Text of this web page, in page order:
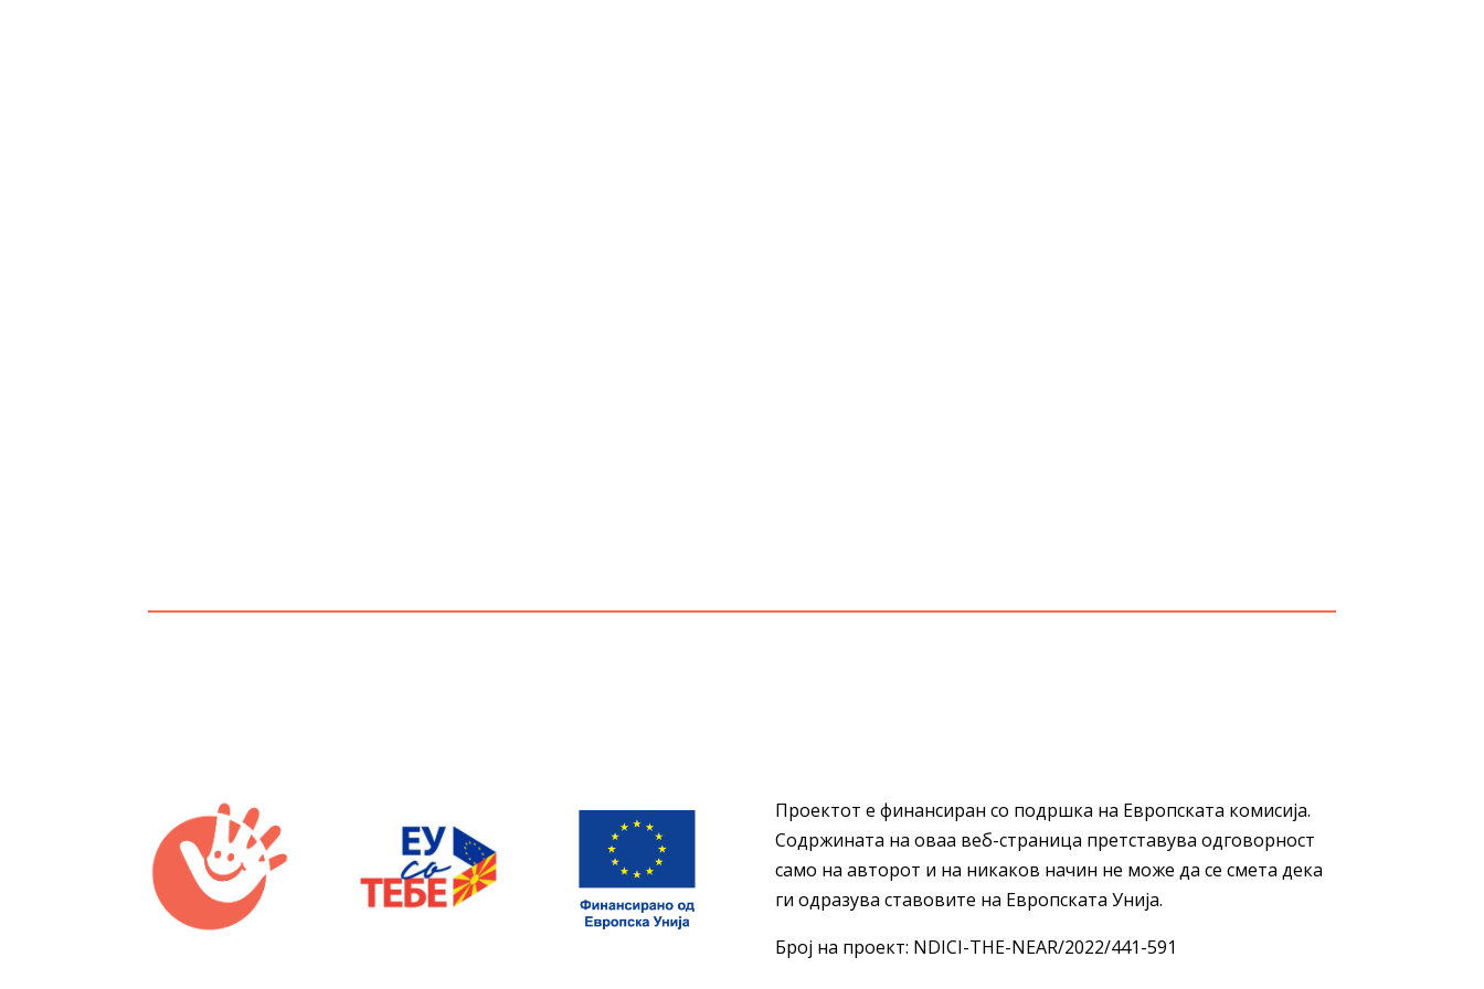
Проектот е финансиран со подршка на Европската комисија.
Содржината на оваа веб-страница претставува одговорност
само на авторот и на никаков начин не може да се смета дека
ги одразува ставовите на Европската Унија.
Број на проект: NDICI-THE-NEAR/2022/441-591